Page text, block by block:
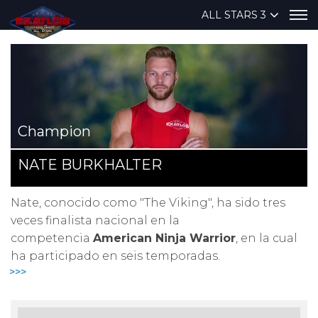
ALL STARS 3
Champion
NATE BURKHALTER
Nate, conocido como "The Viking", ha sido tres
veces finalista nacional en la
competencia American Ninja Warrior, en la cual
ha participado en seis temporadas.
>>>